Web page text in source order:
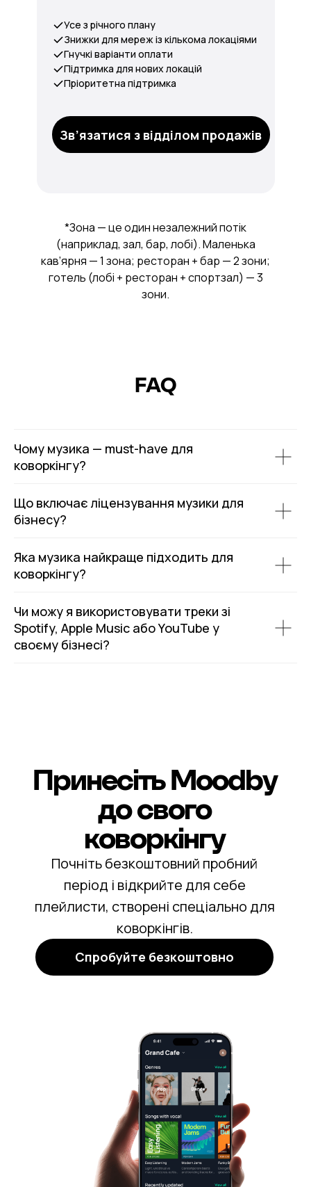
*Зона — це один незалежний потік
(наприклад, зал, бар, лобі). Маленька
кав’ярня — 1 зона; ресторан + бар — 2 зони;
готель (лобі + ресторан + спортзал) — 3
зони.
Зв’язатися з відділом продажів
Усе з річного плану
Знижки для мереж із кількома локаціями
Гнучкі варіанти оплати
Підтримка для нових локацій
Пріоритетна підтримка
FAQ
Чому музика — must-have для
коворкінгу?
Що включає ліцензування музики для
бізнесу?
Яка музика найкраще підходить для
коворкінгу?
Чи можу я використовувати треки зі
Spotify, Apple Music або YouTube у
своєму бізнесі?
Принесіть Moodby
до свого
коворкінгу
Почніть безкоштовний пробний
період і відкрийте для себе
плейлисти, створені спеціально для
коворкінгів.
Спробуйте безкоштовно